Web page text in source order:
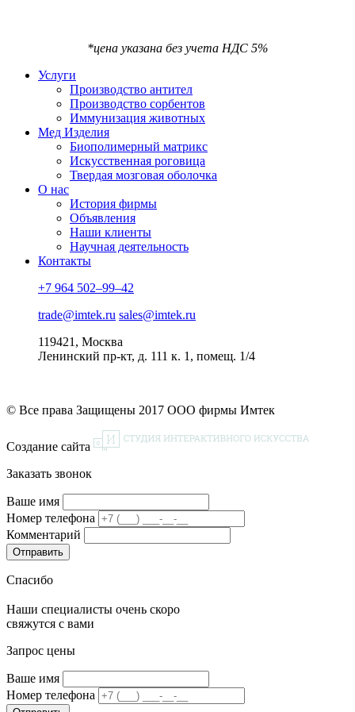
*цена указана без учета НДС 5%
Услуги
Производство антител
Производство сорбентов
Иммунизация животных
Мед Изделия
Биополимерный матрикс
Искусственная роговица
Твердая мозговая оболочка
О нас
История фирмы
Объявления
Наши клиенты
Научная деятельность
Контакты
+7 964 502–99–42
trade@imtek.ru sales@imtek.ru
119421, Москва
Ленинский пр-кт, д. 111 к. 1, помещ. 1/4
© Все права Защищены 2017 ООО фирмы Имтек
Создание сайта
Заказать звонок
Ваше имя
Номер телефона
Комментарий
Спасибо
Наши специалисты очень скоро
свяжутся с вами
Запрос цены
Ваше имя
Номер телефона